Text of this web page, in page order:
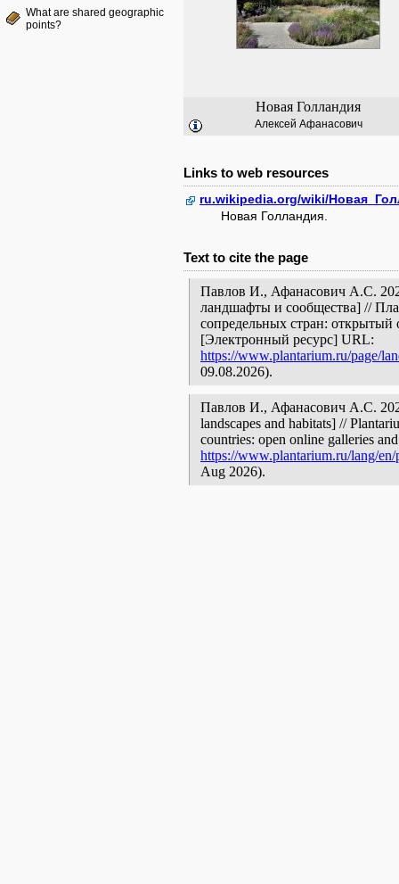
What are shared geographic
points?
Новая Голландия
Алексей Афанасович
Links to web resources
ru.wikipedia.org/wiki/
Новая Голландия.
Text to cite the page
Павлов И., Афанасович А.С.
ландшафты и сообщества] //
сопредельных стран: открытый
[Электронный ресурс] URL:
https://www.plantarium.ru/page/
09.08.2026).
Павлов И., Афанасович А.С.
landscapes and habitats] //
countries: open online galleries
https://www.plantarium.ru/lang/
Aug 2026).